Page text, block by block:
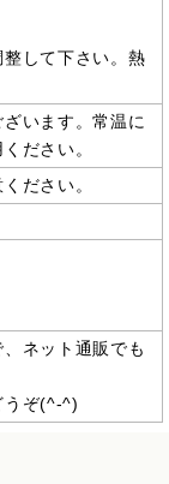
して下さい。熱
います。常温に
ださい。
ださい。
ネット通販でも
うぞ(^-^)